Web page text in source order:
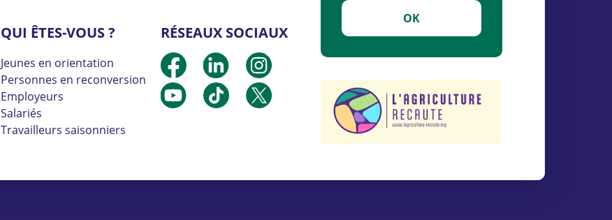
QUI ÊTES-VOUS ?
Jeunes en orientation
Personnes en reconversion
Employeurs
Salariés
Travailleurs saisonniers
RÉSEAUX SOCIAUX
OK